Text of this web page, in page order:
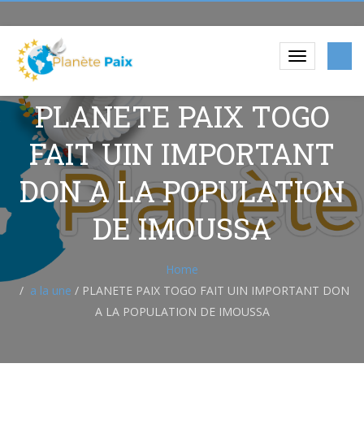
PLANETE PAIX TOGO
FAIT UIN IMPORTANT
DON A LA POPULATION
DE IMOUSSA
Home
a la une /PLANETE PAIX TOGO FAIT UIN IMPORTANT DON
A LA POPULATION DE IMOUSSA